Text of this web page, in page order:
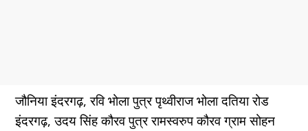
जौनिया इंदरगढ़, रवि भोला पुत्र पृथ्वीराज भोला दतिया रोड
इंदरगढ़, उदय सिंह कौरव पुत्र रामस्वरुप कौरव ग्राम सोहन